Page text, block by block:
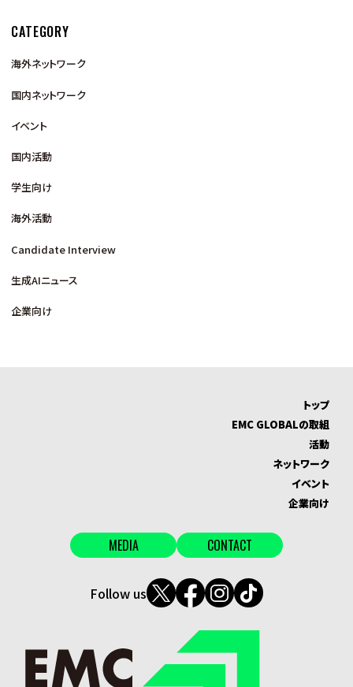
CATEGORY
海外ネットワーク
国内ネットワーク
イベント
国内活動
学生向け
海外活動
Candidate Interview
生成AIニュース
企業向け
トップ
EMC GLOBALの取組
活動
ネットワーク
イベント
企業向け
MEDIA CONTACT
Follow us